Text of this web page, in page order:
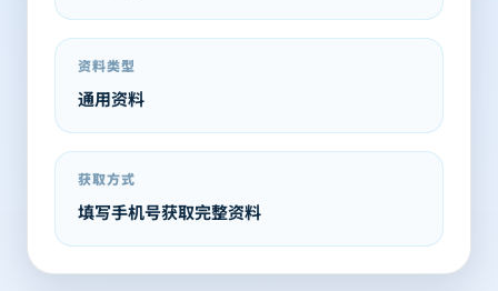
资料类型
通用资料
获取方式
填写手机号获取完整资料